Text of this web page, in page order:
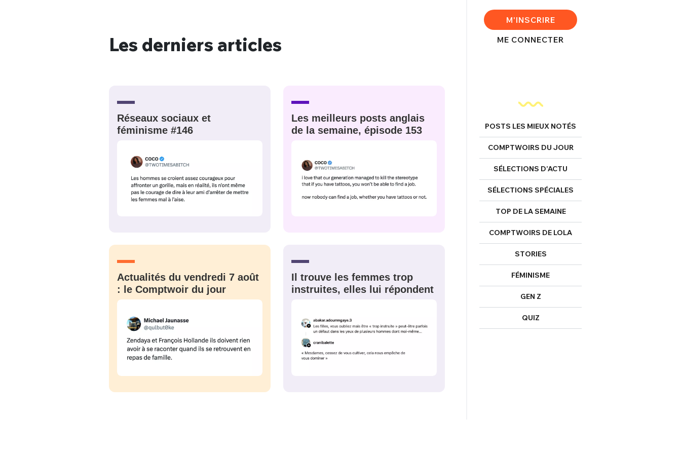
Les derniers articles
Réseaux sociaux et
féminisme #146
Les meilleurs posts anglais
de la semaine, épisode 153
Actualités du vendredi 7 août
: le Comptwoir du jour
Il trouve les femmes trop
instruites, elles lui répondent
M'INSCRIRE
ME CONNECTER
POSTS LES MIEUX NOTÉS
COMPTWOIRS DU JOUR
SÉLECTIONS D’ACTU
SÉLECTIONS SPÉCIALES
TOP DE LA SEMAINE
COMPTWOIRS DE LOLA
STORIES
FÉMINISME
GEN Z
QUIZ
Bienvenue !
PSEUDO
PASSWORD*
Mot de passe perdu ?
CONNEXION
FERMER
Que souhaitez-vous proposer ?
Quelques
tweets
Ma propre
sélection
Un Thread
C'EST PARTI